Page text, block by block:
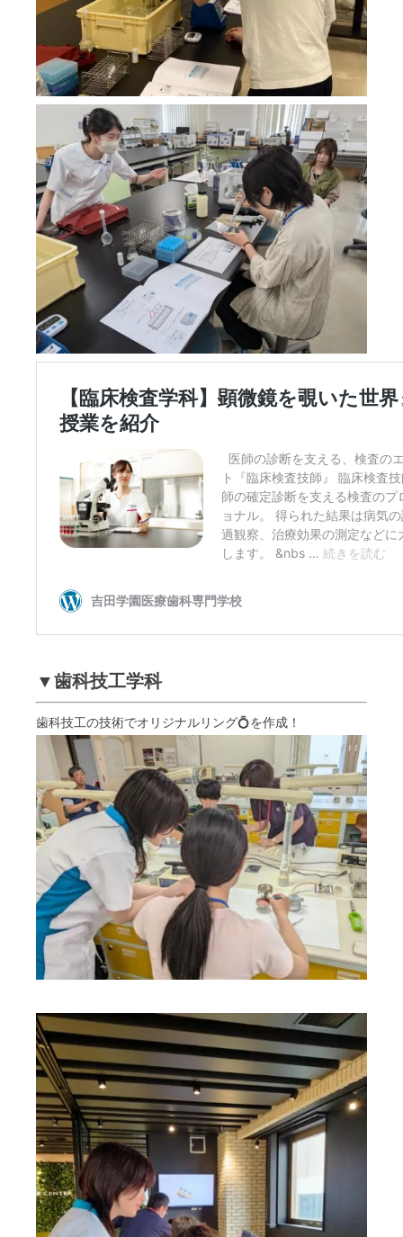
▼歯科技工学科
歯科技工の技術でオリジナルリング💍を作成！